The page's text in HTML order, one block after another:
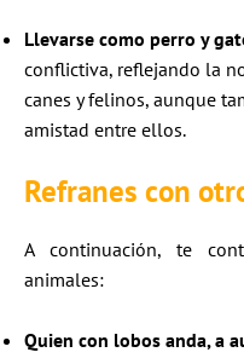
Llevarse como perro y
conflictiva, reflejando la
canes y felinos, aunque
amistad entre ellos.
Refranes con
A continuación, te
animales:
Quien con lobos anda, a